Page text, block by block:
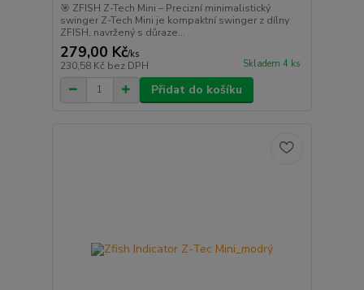
🎯 ZFISH Z-Tech Mini – Precizní minimalistický
swinger Z-Tech Mini je kompaktní swinger z dílny
ZFISH, navržený s důraze...
279,00 Kč/ks
230,58 Kč bez DPH Skladem 4 ks
Přidat do košíku